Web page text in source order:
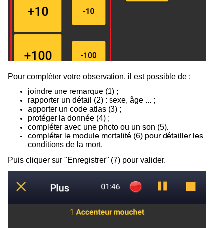
Pour compléter votre observation, il est possible de :
joindre une remarque (1) ;
rapporter un détail (2) : sexe, âge ... ;
apporter un code atlas (3) ;
protéger la donnée (4) ;
compléter avec une photo ou un son (5).
compléter le module mortalité (6) pour détailler les
conditions de la mort.
Puis cliquer sur "Enregistrer" (7) pour valider.